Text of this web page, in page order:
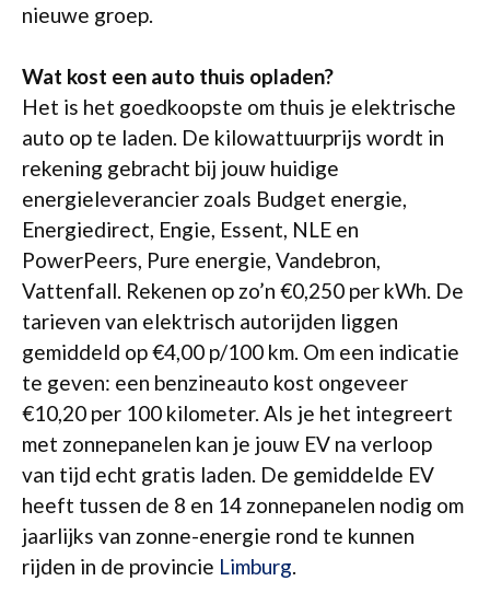
nieuwe groep.
Wat kost een auto thuis opladen?
Het is het goedkoopste om thuis je elektrische
auto op te laden. De kilowattuurprijs wordt in
rekening gebracht bij jouw huidige
energieleverancier zoals Budget energie,
Energiedirect, Engie, Essent, NLE en
PowerPeers, Pure energie, Vandebron,
Vattenfall. Rekenen op zo’n €0,250 per kWh. De
tarieven van elektrisch autorijden liggen
gemiddeld op €4,00 p/100 km. Om een indicatie
te geven: een benzineauto kost ongeveer
€10,20 per 100 kilometer. Als je het integreert
met zonnepanelen kan je jouw EV na verloop
van tijd echt gratis laden. De gemiddelde EV
heeft tussen de 8 en 14 zonnepanelen nodig om
jaarlijks van zonne-energie rond te kunnen
rijden in de provincie Limburg.